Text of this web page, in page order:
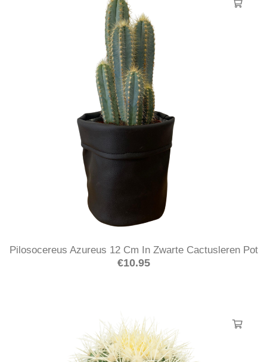
Pilosocereus Azureus 12 Cm In Zwarte Cactusleren Pot
€10.95